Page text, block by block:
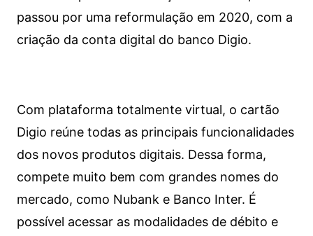
passou por uma reformulação em 2020, com a
criação da conta digital do banco Digio.
Com plataforma totalmente virtual, o cartão
Digio reúne todas as principais funcionalidades
dos novos produtos digitais. Dessa forma,
compete muito bem com grandes nomes do
mercado, como Nubank e Banco Inter. É
possível acessar as modalidades de débito e